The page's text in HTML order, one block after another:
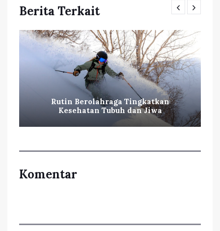
Berita Terkait
Rutin Berolahraga Tingkatkan
Kesehatan Tubuh dan Jiwa
Komentar